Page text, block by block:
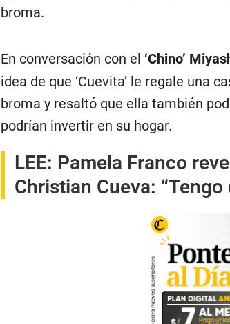
broma.
En conversación con el ‘Chino’
idea de que ‘Cuevita’ le regale una
broma y resaltó que ella también
podrían invertir en su hogar.
LEE: Pamela Franco
Christian Cueva: